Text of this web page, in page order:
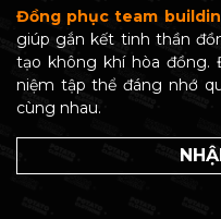
Đồng phục team
giúp gắn kết tinh thần
tạo không khí hòa đồng.
niệm tập thể đáng nhớ
cùng nhau.